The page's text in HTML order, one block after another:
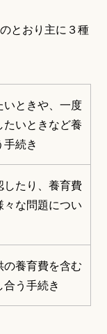
とおり主に３種
ときや、一度
いときなど養
続き
たり、養育費
な問題につい
養育費を含む
う手続き